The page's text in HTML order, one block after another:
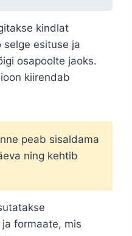
kindlat
esituse ja
osapoolte jaoks.
kiirendab
peab sisaldama
ning kehtib
formaate, mis